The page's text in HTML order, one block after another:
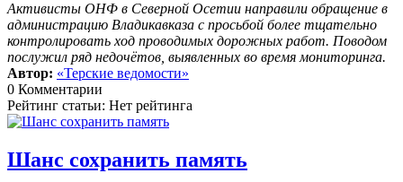
Активисты ОНФ в Северной Осетии направили обращение в
администрацию Владикавказа с просьбой более тщательно
контролировать ход проводимых дорожных работ. Поводом
послужил ряд недочётов, выявленных во время мониторинга.
Автор: «Терские ведомости»
0 Комментарии
Рейтинг статьи: Нет рейтинга
Шанс сохранить память